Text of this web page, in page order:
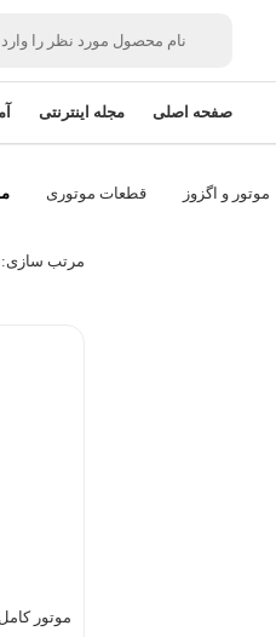
صفحه اصلی مجله اینترنتی
موتور و اگزوز قطعات موتوری
مرتب‌ سازی:
موتور کامل پژو ۴۰۵